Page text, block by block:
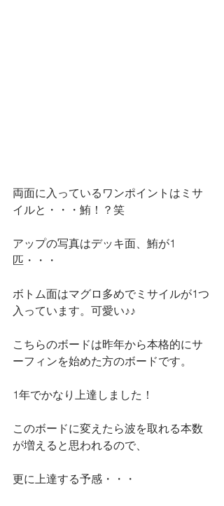
両面に入っているワンポイントはミサ
イルと・・・鮪！？笑
アップの写真はデッキ面、鮪が1
匹・・・
ボトム面はマグロ多めでミサイルが1つ
入っています。可愛い♪♪
こちらのボードは昨年から本格的にサ
ーフィンを始めた方のボードです。
1年でかなり上達しました！
このボードに変えたら波を取れる本数
が増えると思われるので、
更に上達する予感・・・